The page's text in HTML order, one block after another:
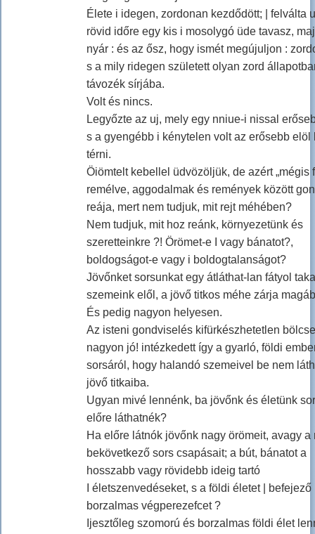
Élete i idegen, zordonan kezdődött; | felválta
rövid időre egy kis i mosolygó üde tavasz,
nyár : és az ősz, hogy ismét megújuljon :
s a mily ridegen született olyan zord
távozék sírjába.
Volt és nincs.
Legyőzte az uj, mely egy nniue-i nissal
s a gyengébb i kénytelen volt az erősebb elöl
térni.
Öiömtelt kebellel üdvözöljük, de azért „mégis
remélve, aggodalmak és remények között
reája, mert nem tudjuk, mit rejt méhében?
Nem tudjuk, mit hoz reánk, környezetünk és
szeretteinkre ?! Örömet-e I vagy bánatot?,
boldogságot-e vagy i boldogtalanságot?
Jövőnket sorsunkat egy átláthat-lan fátyol
szemeink elől, a jövő titkos méhe zárja
És pedig nagyon helyesen.
Az isteni gondviselés kifürkészhetetlen
nagyon jó! intézkedett így a gyarló, földi
sorsáról, hogy halandó szemeivel be nem
jövő titkaiba.
Ugyan mivé lennénk, ba jövőnk és életünk
előre láthatnék?
Ha előre látnók jövőnk nagy örömeit, avagy a
bekövetkező sors csapásait; a bút, bánatot a
hosszabb vagy rövidebb ideig tartó
I életszenvedéseket, s a földi életet | befejező
borzalmas végperezefcet ?
Ijesztőleg szomorú és borzalmas földi élet